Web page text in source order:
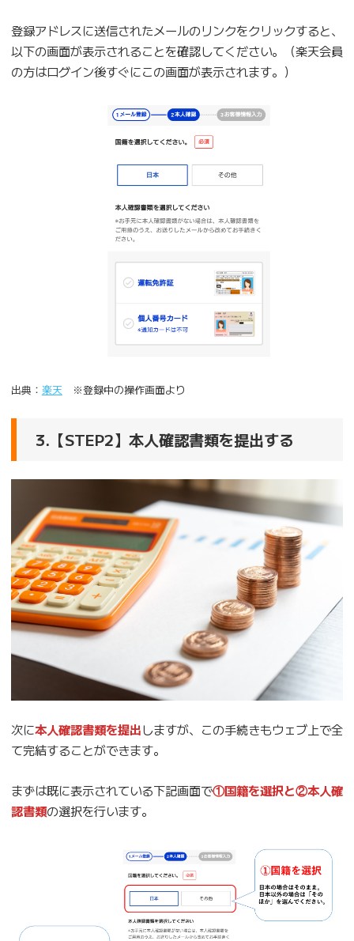
登録アドレスに送信されたメールのリンクをクリックすると、
以下の画面が表示されることを確認してください。（楽天会員
の方はログイン後すぐにこの画面が表示されます。）
出典： 楽天 ※登録中の操作画面より
3.【STEP2】本人確認書類を提出する
次に本人確認書類を提出しますが、この手続きもウェブ上で全
て完結することができます。
まずは既に表示されている下記画面で①国籍を選択と②本人確
認書類の選択を行います。